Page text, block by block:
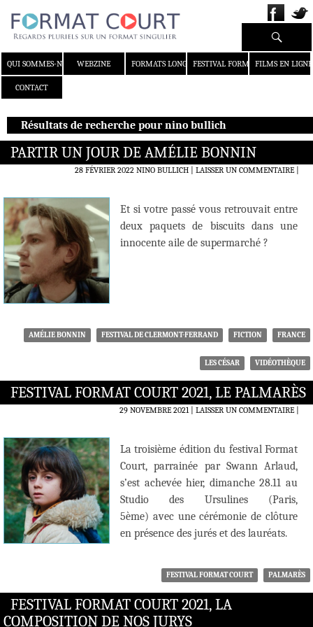
QUI SOMMES-NOUS ?WEBZINE FORMATS LONGS FESTIVAL FORMAT COURT
FILMS EN LIGNE
CONTACT
Recherche
Résultats de recherche pour nino bullich
PARTIR UN JOUR DE AMÉLIE BONNIN
28 FÉVRIER 2022 NINO BULLICH LAISSER UN COMMENTAIRE|
Et si votre passé vous retrouvait entre
deux paquets de biscuits dans une
innocente aile de supermarché ?
AMÉLIE BONNIN FESTIVAL DE CLERMONT-FERRAND FICTION FRANCE
LES CÉSAR VIDÉOTHÈQUE
FESTIVAL FORMAT COURT 2021, LE PALMARÈS
29 NOVEMBRE 2021 LAISSER UN COMMENTAIRE|
La troisième édition du festival Format
Court, parrainée par Swann Arlaud,
s’est achevée hier, dimanche 28.11 au
Studio des Ursulines (Paris,
5ème) avec une cérémonie de clôture
en présence des jurés et des lauréats.
FESTIVAL FORMAT COURT PALMARÈS
FESTIVAL FORMAT COURT 2021, LA
COMPOSITION DE NOS JURYS